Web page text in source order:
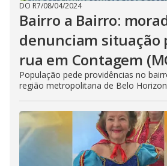
DO R7/08/04/2024
Bairro a Bairro:
denunciam situação
rua em Contagem
População pede providências no
região metropolitana de Belo